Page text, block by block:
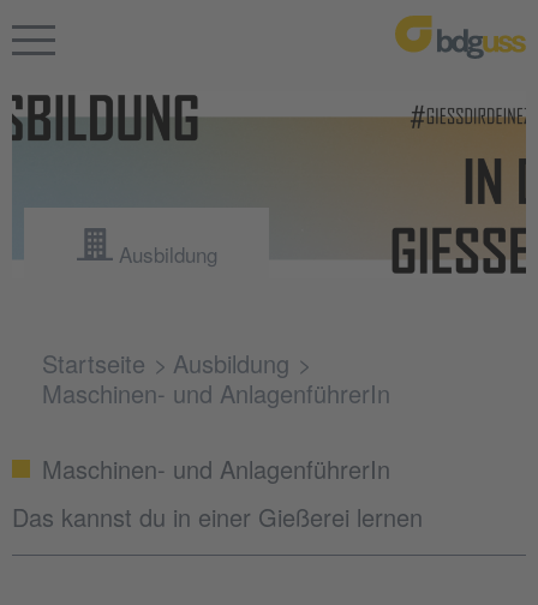
Ausbildung
Startseite
Ausbildung
Maschinen- und AnlagenführerIn
Maschinen- und AnlagenführerIn
Das kannst du in einer Gießerei lernen